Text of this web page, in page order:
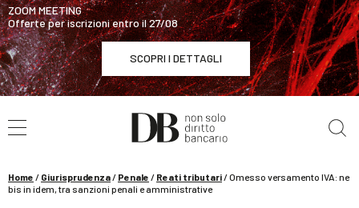
ZOOM MEETING
Offerte per iscrizioni entro il 27/08
SCOPRI I DETTAGLI
WEBINAR / 17 settembre
La governance dell’Intelligenza Artificiale
Home / Giurisprudenza/ Penale / Reati tributari/Omesso versamento IVA: ne
bis in idem, tra sanzioni penali e amministrative